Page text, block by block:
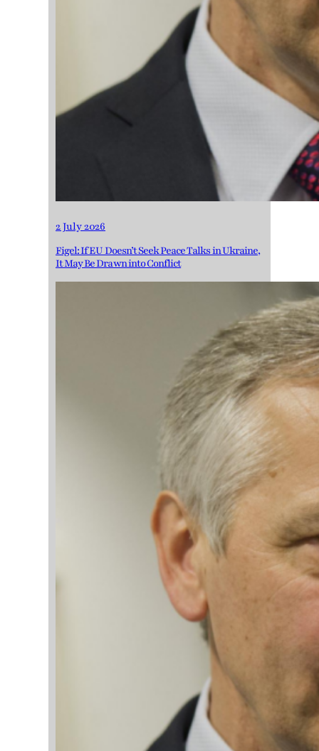
2 July 2026
Figel: If EU Doesn’t Seek Peace Talks in Ukraine,
It May Be Drawn into Conflict